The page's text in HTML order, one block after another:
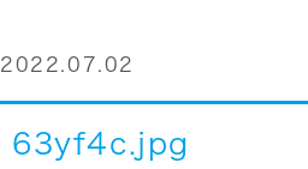
2022.07.02
63yf4c.jpg